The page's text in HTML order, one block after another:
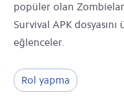
popüler olan
Survival APK
eğlenceler.
Rol yapma